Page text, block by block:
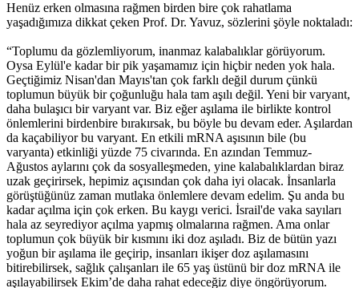
Henüz erken olmasına rağmen birden bire çok rahatlama
yaşadığımıza dikkat çeken Prof. Dr. Yavuz, sözlerini şöyle noktaladı:
“Toplumu da gözlemliyorum, inanmaz kalabalıklar görüyorum.
Oysa Eylül'e kadar bir pik yaşamamız için hiçbir neden yok hala.
Geçtiğimiz Nisan'dan Mayıs'tan çok farklı değil durum çünkü
toplumun büyük bir çoğunluğu hala tam aşılı değil. Yeni bir varyant,
daha bulaşıcı bir varyant var. Biz eğer aşılama ile birlikte kontrol
önlemlerini birdenbire bırakırsak, bu böyle bu devam eder. Aşılardan
da kaçabiliyor bu varyant. En etkili mRNA aşısının bile (bu
varyanta) etkinliği yüzde 75 civarında. En azından Temmuz-
Ağustos aylarını çok da sosyalleşmeden, yine kalabalıklardan biraz
uzak geçirirsek, hepimiz açısından çok daha iyi olacak. İnsanlarla
görüştüğünüz zaman mutlaka önlemlere devam edelim. Şu anda bu
kadar açılma için çok erken. Bu kaygı verici. İsrail'de vaka sayıları
hala az seyrediyor açılma yapmış olmalarına rağmen. Ama onlar
toplumun çok büyük bir kısmını iki doz aşıladı. Biz de bütün yazı
yoğun bir aşılama ile geçirip, insanları ikişer doz aşılamasını
bitirebilirsek, sağlık çalışanları ile 65 yaş üstünü bir doz mRNA ile
aşılayabilirsek Ekim’de daha rahat edeceğiz diye öngörüyorum.